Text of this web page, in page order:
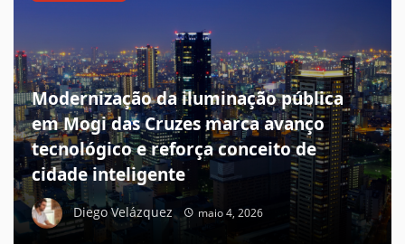
Modernização da iluminação pública
em Mogi das Cruzes marca avanço
tecnológico e reforça conceito de
cidade inteligente
Diego Velázquez maio 4, 2026